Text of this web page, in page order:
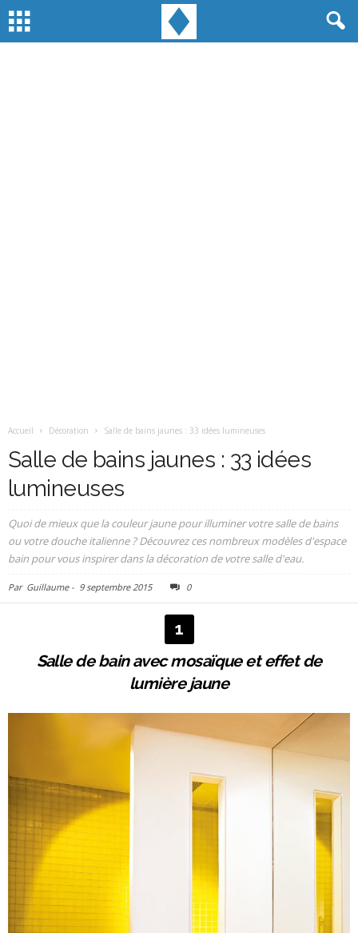
Accueil Décoration Salle de bains jaunes : 33 idées lumineuses
Salle de bains jaunes : 33 idées
lumineuses
Quoi de mieux que la couleur jaune pour illuminer votre salle de bains
ou votre douche italienne ? Découvrez ces nombreux modèles d'espace
bain pour vous inspirer dans la décoration de votre salle d'eau.
Par Guillaume- 9 septembre 2015 0
1
Salle de bain avec mosaïque et effet de
lumière jaune